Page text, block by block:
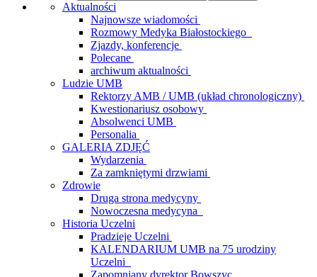
Aktualności
Najnowsze wiadomości
Rozmowy Medyka Białostockiego
Zjazdy, konferencje
Polecane
archiwum aktualności
Ludzie UMB
Rektorzy AMB / UMB (układ chronologiczny)
Kwestionariusz osobowy
Absolwenci UMB
Personalia
GALERIA ZDJĘĆ
Wydarzenia
Za zamkniętymi drzwiami
Zdrowie
Druga strona medycyny
Nowoczesna medycyna
Historia Uczelni
Pradzieje Uczelni
KALENDARIUM UMB na 75 urodziny
Uczelni
Zapomniany dyrektor Bowszyc